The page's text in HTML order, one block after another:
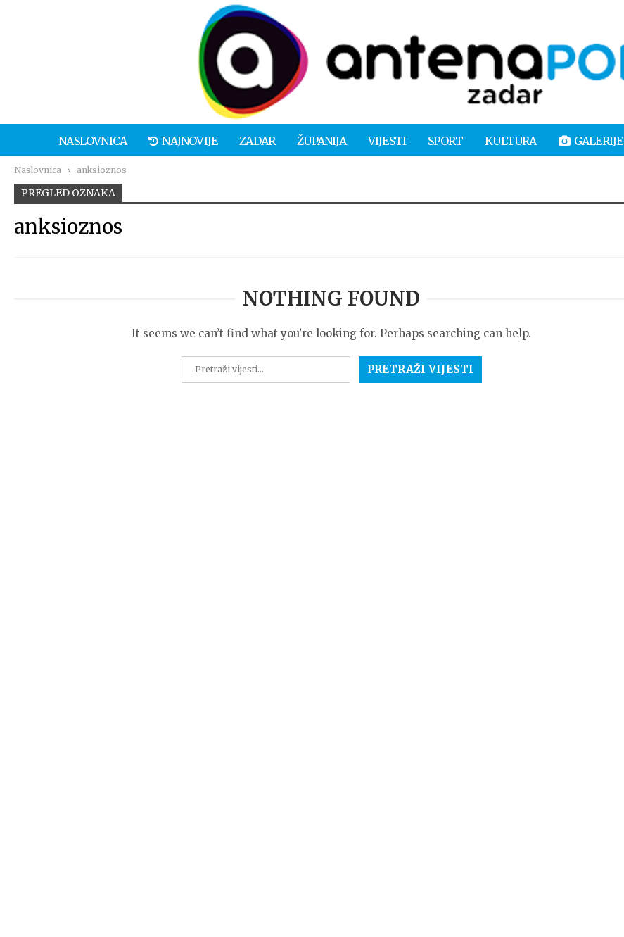
NASLOVNICA NAJNOVIJE ZADAR ŽUPANIJA VIJESTI SPORT KULTURA GALERIJE
Naslovnica anksioznos
PREGLED OZNAKA
anksioznos
NOTHING FOUND
It seems we can’t find what you’re looking for. Perhaps searching can help.